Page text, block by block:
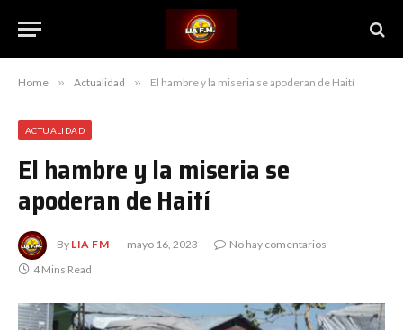
Home » Actualidad » El hambre y la miseria se apoderan de Haití
ACTUALIDAD
El hambre y la miseria se
apoderan de Haití
By LIA FM mayo 16, 2023
No hay comentarios
4 Mins Read